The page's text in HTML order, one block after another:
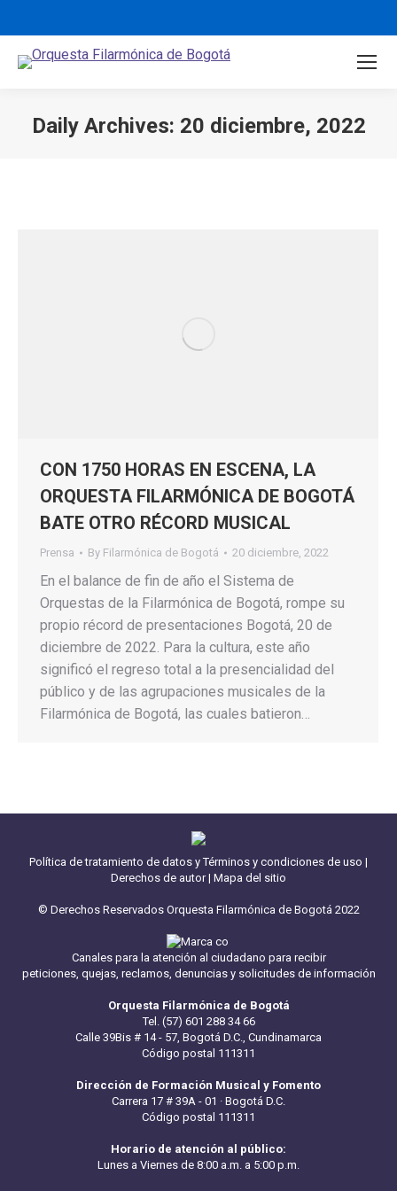
Daily Archives: 20 diciembre, 2022
CON 1750 HORAS EN ESCENA, LA
ORQUESTA FILARMÓNICA DE BOGOTÁ
BATE OTRO RÉCORD MUSICAL
Prensa By Filarmónica de Bogotá 20 diciembre, 2022
En el balance de fin de año el Sistema de
Orquestas de la Filarmónica de Bogotá, rompe su
propio récord de presentaciones Bogotá, 20 de
diciembre de 2022. Para la cultura, este año
significó el regreso total a la presencialidad del
público y de las agrupaciones musicales de la
Filarmónica de Bogotá, las cuales batieron…
Política de tratamiento de datos y Términos y condiciones de uso |
Derechos de autor| Mapa del sitio
© Derechos Reservados Orquesta Filarmónica de Bogotá 2022
Canales para la atención al ciudadano para recibir
peticiones, quejas, reclamos, denuncias y solicitudes de información
Orquesta Filarmónica de Bogotá
Tel. (57) 601 288 34 66
Calle 39Bis # 14 - 57, Bogotá D.C., Cundinamarca
Código postal 111311
Dirección de Formación Musical y Fomento
Carrera 17 # 39A - 01 · Bogotá D.C.
Código postal 111311
Horario de atención al público:
Lunes a Viernes de 8:00 a.m. a 5:00 p.m.